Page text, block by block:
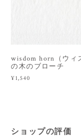
wisdom horn（ウィ
の木のブローチ
¥1,540
ショップの評価